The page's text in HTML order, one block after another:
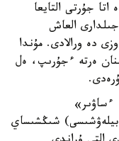
اتا جۇرتى التايعا
كوكسەيدى، سوندىقتان 1930 -جىلدارى العاش
دە ورالادى. مۇندا
ەرتە ءجۇرىپ، ەل
8-ايدا شينجاڭداعى «12- ءساۋىر»
شىڭشىساي